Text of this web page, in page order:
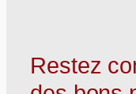
Restez